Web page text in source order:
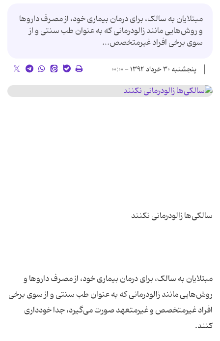
مبتلایان به سالک، برای درمان بیماری خود، از مصرف داروها
و روش‌هایی مانند زالودرمانی که به عنوان طب سنتی و از
سوی برخی افراد غیرمتخصص...
پنجشنبه ۳۰ خرداد ۱۳۹۲ - ۰۰:۰۰
مبتلایان به سالک، برای درمان بیماری خود، از مصرف داروها و
روش‌هایی مانند زالودرمانی که به عنوان طب سنتی و از سوی برخی
افراد غیرمتخصص و غیرمتعهد صورت می‌گیرد، جدا خودداری